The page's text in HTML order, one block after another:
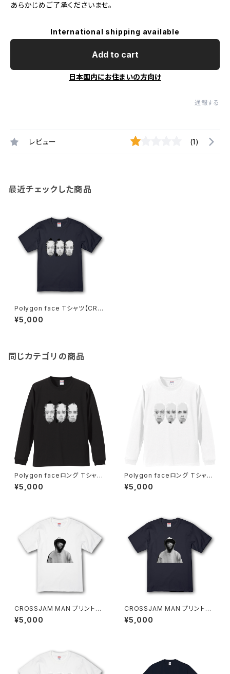
あらかじめご了承くださいませ。
International shipping available
Add to cart
日本国内にお住まいの方向け
通報する
レビュー (1)
最近チェックした商品
Polygon face Tシャツ【CRO
SSJAM】
¥5,000
同じカテゴリの商品
Polygon faceロング Tシャツ
【CROSSJAM】
¥5,000
Polygon faceロング Tシャツ
【CROSSJAM】
¥5,000
CROSSJAM MAN プリントT
シャツ【CROSSJAM】
¥5,000
CROSSJAM MAN プリントT
シャツ【CROSSJAM】
¥5,000